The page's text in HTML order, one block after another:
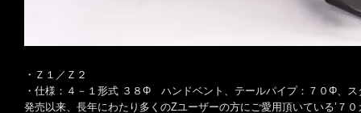
・Ｚ１／Ｚ２
・仕様：４－１形式 ３８Φ ハンドベント、テールパイプ：７０Φ、
発売以来、長年にわたり多くのZユーザーの方にご愛用頂いている’７